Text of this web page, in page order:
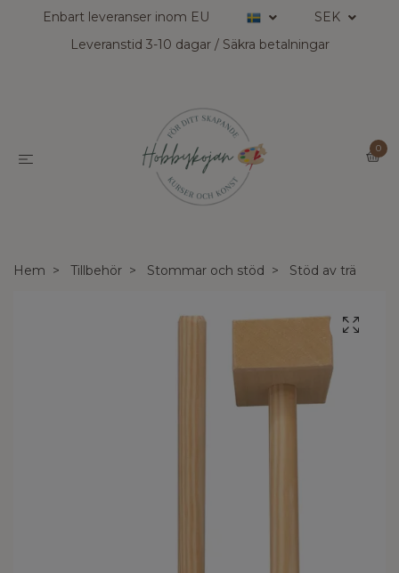
Enbart leveranser inom EU
SEK
Leveranstid 3-10 dagar / Säkra betalningar
0
Hem Tillbehör Stommar och stöd Stöd av trä